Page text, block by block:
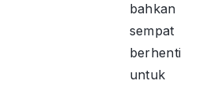
bahkan
sempat
berhenti
untuk